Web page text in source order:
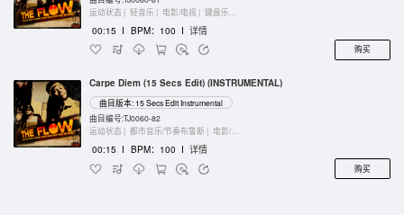
运动状态 | 轻音乐 | 电影/电视 | 键盘乐器
00:15 I BPM：100 I 详情
购买
Carpe Diem (15 Secs Edit) (INSTRUMENTAL)
曲目版本: 15 Secs Edit Instrumental
曲目编号:TJ0060-82
运动状态 | 都市音乐/节奏布鲁斯 | 电影/电视 |
00:15 I BPM：100 I 详情
购买